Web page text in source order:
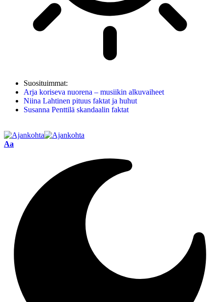
Suosituimmat:
Arja koriseva nuorena – musiikin alkuvaiheet
Niina Lahtinen pituus faktat ja huhut
Susanna Penttilä skandaalin faktat
Aa